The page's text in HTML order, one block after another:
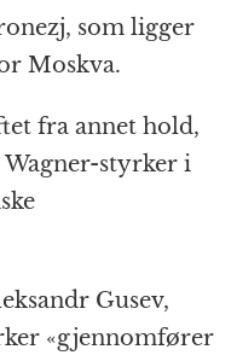
som ligger
Moskva.
fra annet hold,
styrker i
Gusev,
«gjennomfører